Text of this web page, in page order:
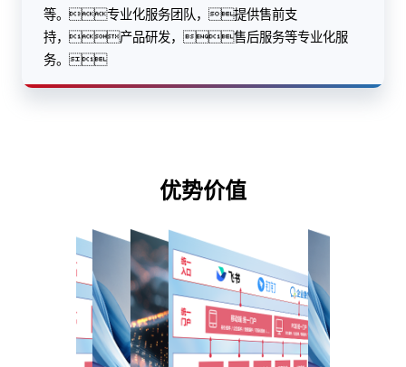
等。专业化服务团队，提供售前支
持，产品研发，售后服务等专业化服
务。
优势价值